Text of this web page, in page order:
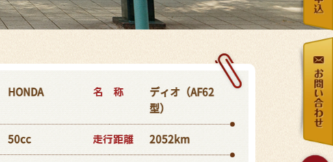
HONDA 名 称 ディオ（AF62
型）
50cc 走行距離 2052km